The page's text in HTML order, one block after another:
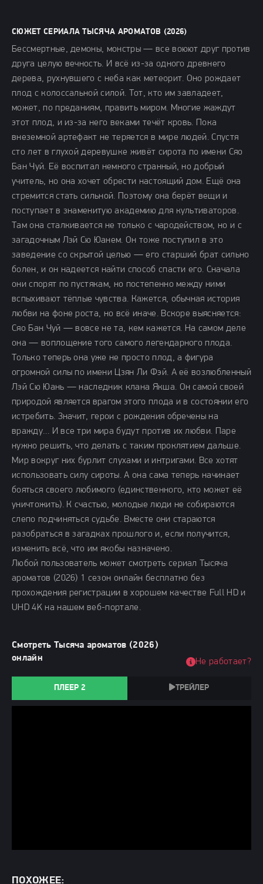
СЮЖЕТ СЕРИАЛА ТЫСЯЧА АРОМАТОВ (2026)
Бессмертные, демоны, монстры — все воюют друг против
друга целую вечность. И всё из-за одного древнего
дерева, рухнувшего с неба как метеорит. Оно рождает
плод с колоссальной силой. Тот, кто им завладеет,
может, по преданиям, править миром. Многие жаждут
этот плод, и из-за него веками течёт кровь. Пока
внеземной артефакт не теряется в мире людей. Спустя
сто лет в глухой деревушке живёт сирота по имени Сяо
Бан Чуй. Её воспитал немного странный, но добрый
учитель, но она хочет обрести настоящий дом. Ещё она
стремится стать сильной. Поэтому она берёт вещи и
поступает в знаменитую академию для культиваторов.
Там она сталкивается не только с чародейством, но и с
загадочным Лэй Сю Юанем. Он тоже поступил в это
заведение со скрытой целью — его старший брат сильно
болен, и он надеется найти способ спасти его. Сначала
они спорят по пустякам, но постепенно между ними
вспыхивают тёплые чувства. Кажется, обычная история
любви на фоне роста, но всё иначе. Вскоре выясняется:
Сяо Бан Чуй — вовсе не та, кем кажется. На самом деле
она — воплощение того самого легендарного плода.
Только теперь она уже не просто плод, а фигура
огромной силы по имени Цзян Ли Фэй. А её возлюбленный
Лэй Сю Юань — наследник клана Якша. Он самой своей
природой является врагом этого плода и в состоянии его
истребить. Значит, герои с рождения обречены на
вражду… И все три мира будут против их любви. Паре
нужно решить, что делать с таким проклятием дальше.
Мир вокруг них бурлит слухами и интригами. Все хотят
использовать силу сироты. А она сама теперь начинает
бояться своего любимого (единственного, кто может её
уничтожить). К счастью, молодые люди не собираются
слепо подчиняться судьбе. Вместе они стараются
разобраться в загадках прошлого и, если получится,
изменить всё, что им якобы назначено.
Любой пользователь может смотреть сериал Тысяча
ароматов (2026) 1 сезон онлайн бесплатно без
прохождения регистрации в хорошем качестве Full HD и
UHD 4K на нашем веб-портале.
Смотреть Тысяча ароматов (2026)
онлайн
ПЛЕЕР 2 ТРЕЙЛЕР
Не работает?
ПОХОЖЕЕ: